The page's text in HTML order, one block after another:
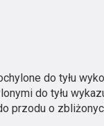
do tyłu
do tyłu
przodu o